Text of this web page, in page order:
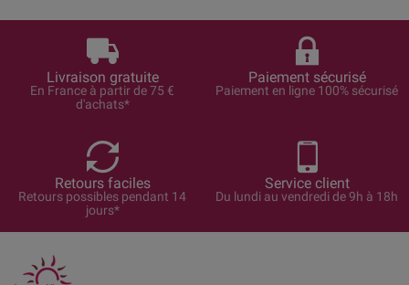
Livraison gratuite
En France à partir de 75 €
d'achats*
Paiement sécurisé
Paiement en ligne 100% sécurisé
Retours faciles
Retours possibles pendant 14
jours*
Service client
Du lundi au vendredi de 9h à 18h